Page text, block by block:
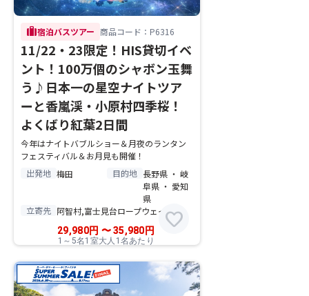
trip宿泊バスツアー 商品コード：P6316
11/22・23限定！HIS貸切イベ
ント！100万個のシャボン玉舞
う♪日本一の星空ナイトツア
ーと香嵐渓・小原村四季桜！
よくばり紅葉2日間
今年はナイトバブルショー＆月夜のランタン
フェスティバル＆お月見も開催！
出発地 梅田 目的地 長野県 ・ 岐
阜県 ・ 愛知
県
立寄先 阿智村,富士見台ロープウェイ
29,980円 〜35,980円
1～5名1室大人1名あたり
favorite